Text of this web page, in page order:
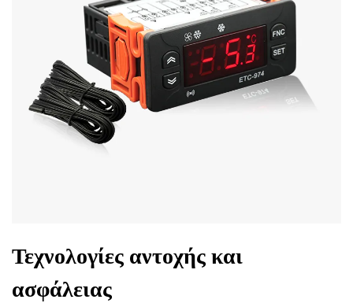
Τεχνολογίες αντοχής και
ασφάλειας